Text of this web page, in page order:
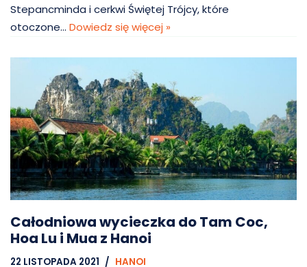
Stepancminda i cerkwi Świętej Trójcy, które
otoczone… Dowiedz się więcej »
Całodniowa wycieczka do Tam Coc,
Hoa Lu i Mua z Hanoi
22 LISTOPADA 2021 HANOI